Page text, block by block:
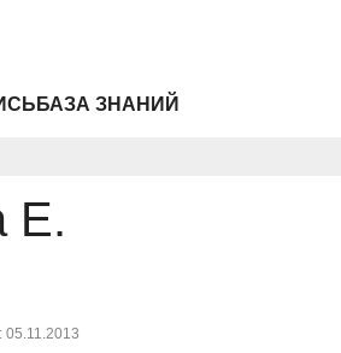
БАЗА ЗНАНИЙ
Е.
05.11.2013